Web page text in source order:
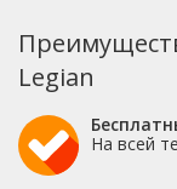
Legian
На всей